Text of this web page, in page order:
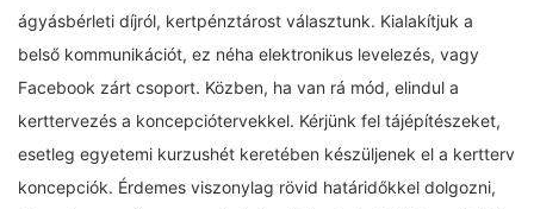
ágyásbérleti díjról, kertpénztárost választunk. Kialakítjuk a
belső kommunikációt, ez néha elektronikus levelezés, vagy
Facebook zárt csoport. Közben, ha van rá mód, elindul a
kerttervezés a koncepciótervekkel. Kérjünk fel tájépítészeket,
esetleg egyetemi kurzushét keretében készüljenek el a kertterv
koncepciók. Érdemes viszonylag rövid határidőkkel dolgozni,